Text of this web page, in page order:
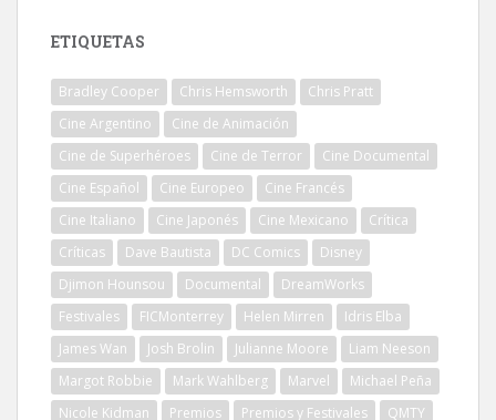
ETIQUETAS
Bradley Cooper Chris Hemsworth
Chris Pratt
Cine Argentino
Cine de Animación
Cine de Superhéroes
Cine de Terror
Cine Documental
Cine Español
Cine Europeo
Cine Francés
Cine Italiano
Cine Japonés Cine Mexicano
Crítica
Críticas
Dave Bautista DC Comics
Disney
Djimon Hounsou
Documental
DreamWorks
Festivales
FICMonterrey Helen Mirren
Idris Elba
James Wan
Josh Brolin Julianne Moore
Liam Neeson
Margot Robbie
Mark Wahlberg Marvel
Michael Peña
Nicole Kidman
Premios Premios y Festivales QMTY